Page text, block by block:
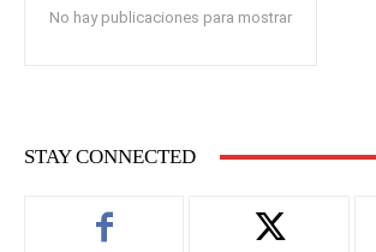
No hay publicaciones para mostrar
STAY CONNECTED